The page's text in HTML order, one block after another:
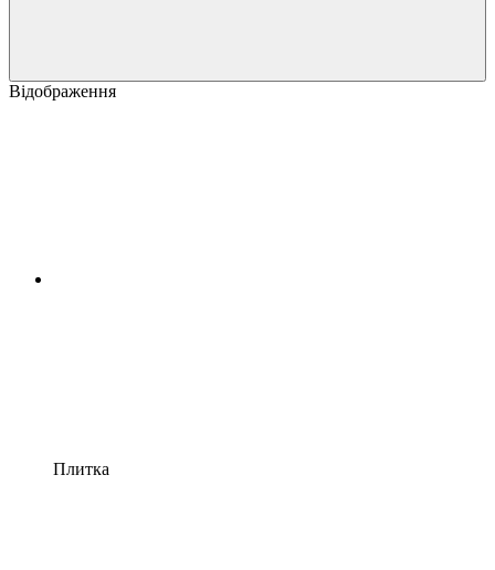
Відображення
Плитка